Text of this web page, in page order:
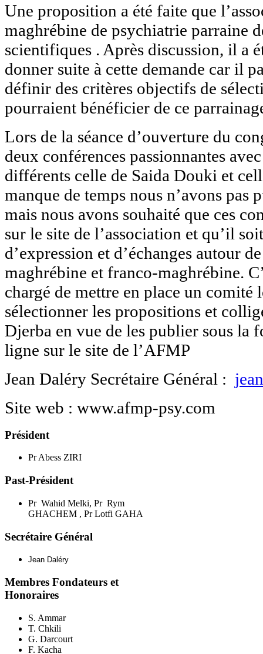
Une proposition a été faite que
maghrébine de psychiatrie parraine
scientifiques . Après discussion, il a
donner suite à cette demande car il
définir des critères objectifs de
pourraient bénéficier de ce
Lors de la séance d’ouverture du
deux conférences passionnantes
différents celle de Saida Douki et
manque de temps nous n’avons pas
mais nous avons souhaité que ces
sur le site de l’association et qu’il
d’expression et d’échanges autour
maghrébine et franco-maghrébine.
chargé de mettre en place un comité
sélectionner les propositions et
Djerba en vue de les publier sous la
ligne sur le site de l’AFMP
Jean Daléry Secrétaire Général :
Site web : www.afmp-psy.com
Président
Pr Abess ZIRI
Past-Président
Pr Wahid Melki, Pr Rym
GHACHEM , Pr Lotfi GAHA
Secrétaire Général
Jean Daléry
Membres Fondateurs et
Honoraires
S. Ammar
T. Chkili
G. Darcourt
F. Kacha